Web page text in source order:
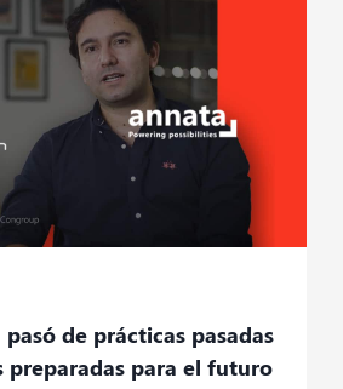
de prácticas pasadas
preparadas para el futuro